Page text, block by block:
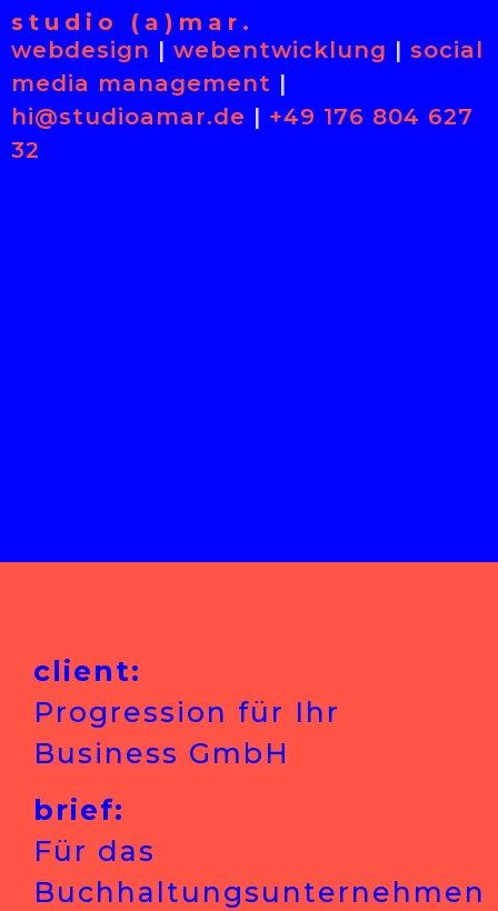
studio (a)mar.
webdesign | webentwicklung | social
media management |
hi@studioamar.de | +49 176 804 627
32
client:
Progression für Ihr
Business GmbH
brief:
Für das
Buchhaltungsunternehmen